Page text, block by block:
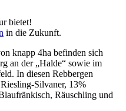
bietet!
in die Zukunft.
knapp 4ha befinden sich
an der „Halde“ sowie im
In diesen Rebbergen
Silvaner, 13%
Räuschling und